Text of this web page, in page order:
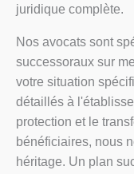
juridique complète.
Nos avocats sont
successoraux sur
votre situation
détaillés à
protection et le
bénéficiaires, nous
héritage. Un plan